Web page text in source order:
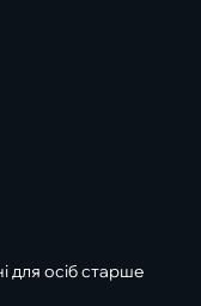
для осіб старше